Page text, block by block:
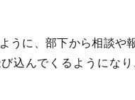
うに、部下から相談や
込んでくるようにな